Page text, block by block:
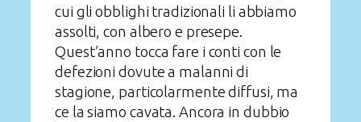
cui gli obblighi tradizionali li abbiamo
assolti, con albero e presepe.
Quest’anno tocca fare i conti con le
defezioni dovute a malanni di
stagione, particolarmente diffusi, ma
ce la siamo cavata. Ancora in dubbio